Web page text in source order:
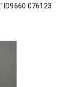
ID9660 076123